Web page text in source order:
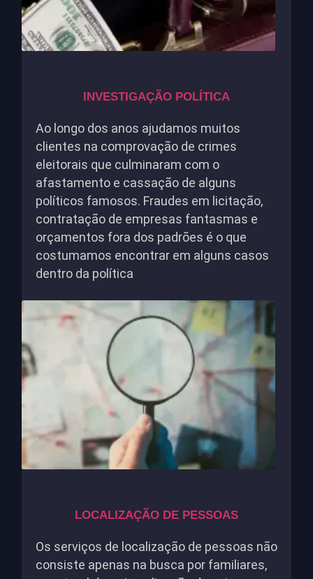
INVESTIGAÇÃO POLÍTICA
Ao longo dos anos ajudamos muitos
clientes na comprovação de crimes
eleitorais que culminaram com o
afastamento e cassação de alguns
políticos famosos. Fraudes em licitação,
contratação de empresas fantasmas e
orçamentos fora dos padrões é o que
costumamos encontrar em alguns casos
dentro da política
LOCALIZAÇÃO DE PESSOAS
Os serviços de localização de pessoas não
consiste apenas na busca por familiares,